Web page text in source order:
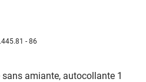
- 86
amiante, autocollante 1